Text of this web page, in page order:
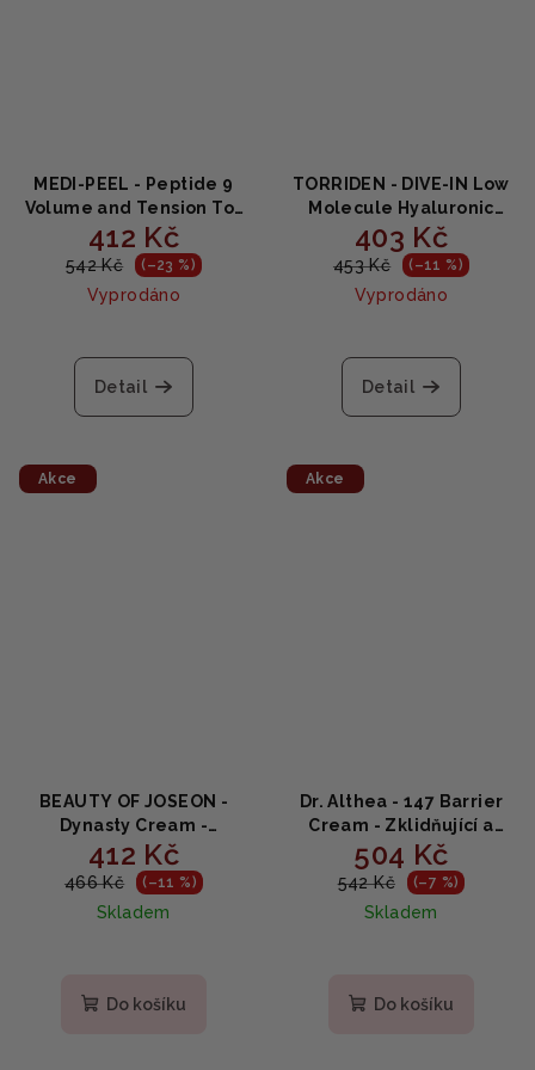
MEDI-PEEL - Peptide 9
Volume and Tension Tox
Cream PRO - Peptidový
omlazující krém 50g
412 Kč
542 Kč (–23 %)
Vyprodáno
hodnocení
produktu
Detail
TORRIDEN - DIVE-IN Low
Molecule Hyaluronic
Soothing Cream - Krém s
kyselinou hyaluronovou
100 ml
403 Kč
453 Kč (–11 %)
Vyprodáno
Detail
Akce
BEAUTY OF JOSEON -
Dynasty Cream -
Hydratační krém na
obličej 50ml
412 Kč
466 Kč (–11 %)
Skladem
produktu
Do košíku
Akce
Dr. Althea - 147 Barrier
Cream - Zklidňující a
hydratační pleťový krém
50ml
504 Kč
542 Kč (–7 %)
Skladem
Do košíku